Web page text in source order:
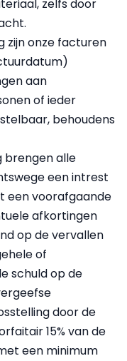
zelfs door
zijn onze facturen
aan
of ieder
behoudens
brengen alle
een intrest
een voorafgaande
afkortingen
op de vervallen
of
schuld op de
door de
15% van de
een minimum